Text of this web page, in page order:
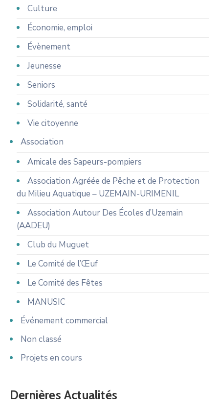
Culture
Économie, emploi
Évènement
Jeunesse
Seniors
Solidarité, santé
Vie citoyenne
Association
Amicale des Sapeurs-pompiers
Association Agréée de Pêche et de Protection
du Milieu Aquatique – UZEMAIN-URIMENIL
Association Autour Des Écoles d’Uzemain
(AADEU)
Club du Muguet
Le Comité de l’Œuf
Le Comité des Fêtes
MANUSIC
Événement commercial
Non classé
Projets en cours
Dernières Actualités